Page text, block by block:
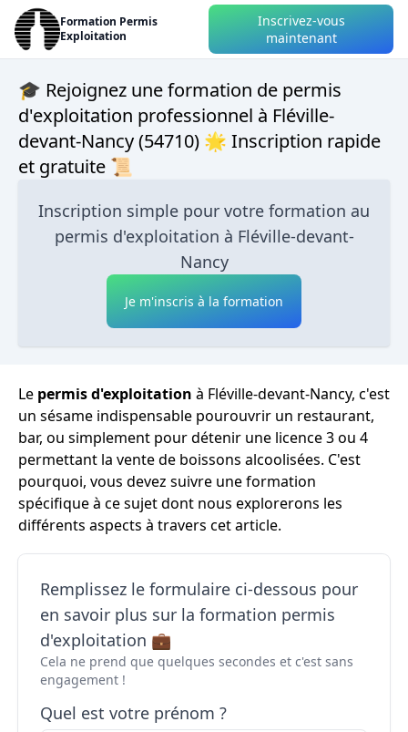
Formation Permis
Exploitation
Inscrivez-vous
maintenant
🎓 Rejoignez une formation de permis
d'exploitation professionnel à Fléville-
devant-Nancy (54710) 🌟 Inscription rapide
et gratuite 📜
Inscription simple pour votre formation au
permis d'exploitation à Fléville-devant-
Nancy
Je m'inscris à la formation
Le permis d'exploitation à Fléville-devant-Nancy, c'est
un sésame indispensable pourouvrir un restaurant,
bar, ou simplement pour détenir une licence 3 ou 4
permettant la vente de boissons alcoolisées. C'est
pourquoi, vous devez suivre une formation
spécifique à ce sujet dont nous explorerons les
différents aspects à travers cet article.
Remplissez le formulaire ci-dessous pour
en savoir plus sur la formation permis
d'exploitation 💼
Cela ne prend que quelques secondes et c'est sans
engagement !
Quel est votre prénom ?